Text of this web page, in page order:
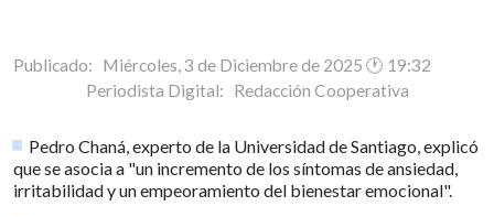
Publicado: Miércoles, 3 de Diciembre de 2025 🕐 19:32
Periodista Digital: Redacción Cooperativa
Pedro Chaná, experto de la Universidad de Santiago, explicó
que se asocia a "un incremento de los síntomas de ansiedad,
irritabilidad y un empeoramiento del bienestar emocional".